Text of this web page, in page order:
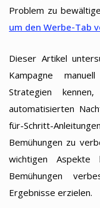
Problem zu
um den Werbe-Tab
Dieser Artikel
Kampagne
Strategien
automatisierten
für-Schritt-
Bemühungen zu
wichtigen Aspekte
Bemühungen
Ergebnisse erzielen.